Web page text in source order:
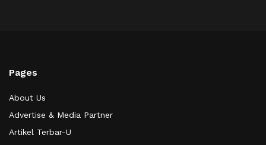
Pages
About Us
Advertise & Media Partner
Artikel Terbar-U